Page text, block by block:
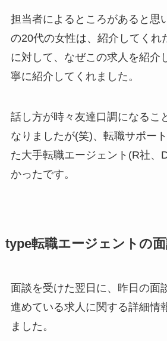
担当者によるところがあると思
の20代の女性は、紹介してくれ
に対して、なぜこの求人を紹介
寧に紹介してくれました。
話し方が時々友達口調になるこ
なりましたが(笑)、転職サポー
た大手転職エージェント(R社、
かったです。
type転職エージェントの
面談を受けた翌日に、昨日の面
進めている求人に関する詳細情
ました。